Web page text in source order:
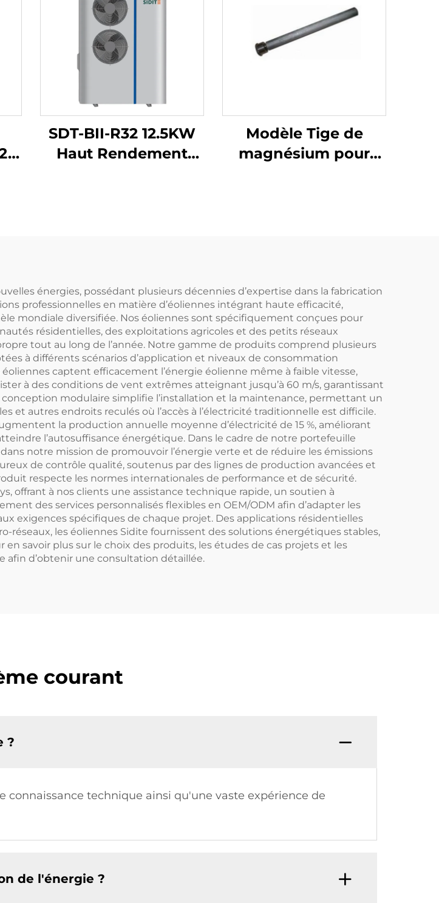
SDT-BII-R32 12.5KW
Haut Rendement
Silencieuse
Modèle Tige de
magnésium pour
tubes creux étendus
énergies, possédant plusieurs décennies d’expertise dans la fabrication
professionnelles en matière d’éoliennes intégrant haute efficacité,
mondiale diversifiée. Nos éoliennes sont spécifiquement conçues pour
résidentielles, des exploitations agricoles et des petits réseaux
tout au long de l’année. Notre gamme de produits comprend plusieurs
à différents scénarios d’application et niveaux de consommation
captent efficacement l’énergie éolienne même à faible vitesse,
à des conditions de vent extrêmes atteignant jusqu’à 60 m/s, garantissant
modulaire simplifie l’installation et la maintenance, permettant un
et autres endroits reculés où l’accès à l’électricité traditionnelle est difficile.
la production annuelle moyenne d’électricité de 15 %, améliorant
l’autosuffisance énergétique. Dans le cadre de notre portefeuille
notre mission de promouvoir l’énergie verte et de réduire les émissions
de contrôle qualité, soutenus par des lignes de production avancées et
respecte les normes internationales de performance et de sécurité.
offrant à nos clients une assistance technique rapide, un soutien à
des services personnalisés flexibles en OEM/ODM afin d’adapter les
exigences spécifiques de chaque projet. Des applications résidentielles
réseaux, les éoliennes Sidite fournissent des solutions énergétiques stables,
savoir plus sur le choix des produits, les études de cas projets et les
afin d’obtenir une consultation détaillée.
courant
?
connaissance technique ainsi qu'une vaste expérience de
de l'énergie ?